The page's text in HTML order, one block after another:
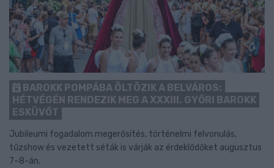
BAROKK POMPÁBA ÖLTÖZIK A BELVÁROS:
HÉTVÉGÉN RENDEZIK MEG A XXXIII. GYŐRI BAROKK
ESKÜVŐT
Jubileumi fogadalom megerősítés, történelmi felvonulás,
tűzshow és vezetett séták is várják az érdeklődőket augusztus
7–8-án.